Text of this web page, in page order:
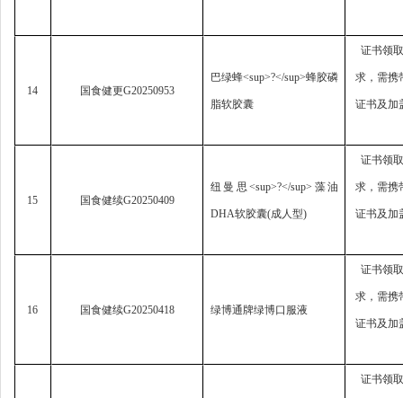
14 国食健更G20250953
巴绿蜂<sup>?</sup>蜂胶磷
脂软胶囊
证书领
求， 需携
证书及加
15 国食健续G20250409
纽曼思<sup>?</sup> 藻油
DHA软胶囊(成人型)
证书领
求， 需携
证书及加
16 国食健续G20250418 绿博通牌绿博口服液
证书领
求， 需携
证书及加
证书领